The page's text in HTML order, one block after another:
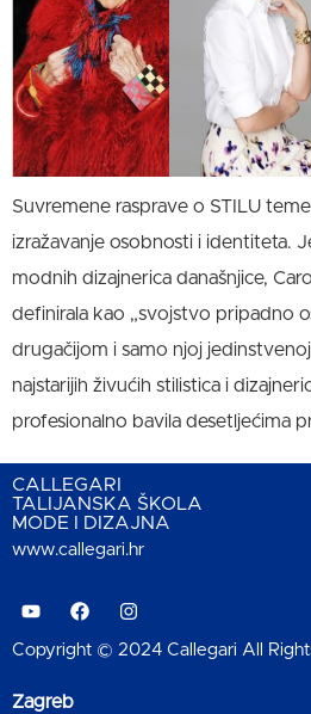
Suvremene rasprave o STILU
izražavanje osobnosti i identiteta.
modnih dizajnerica današnjice,
definirala kao „svojstvo pripadno
drugačijom i samo njoj
najstarijih živućih stilistica i
profesionalno bavila desetljećima
CALLEGARI
TALIJANSKA ŠKOLA
MODE I DIZAJNA
www.callegari.hr
Copyright © 2024 Callegari All
Zagreb